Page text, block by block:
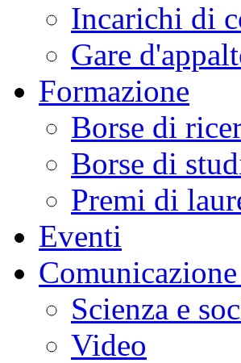
Incarichi di
Gare
Formazione
Borse di
Borse di
Premi di
Eventi
Scienza e
Video